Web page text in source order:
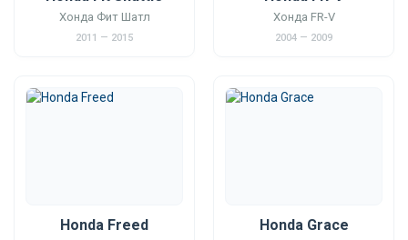
Хонда Фит Шатл
2011 — 2015
Хонда FR-V
2004 — 2009
Honda Freed Honda Grace